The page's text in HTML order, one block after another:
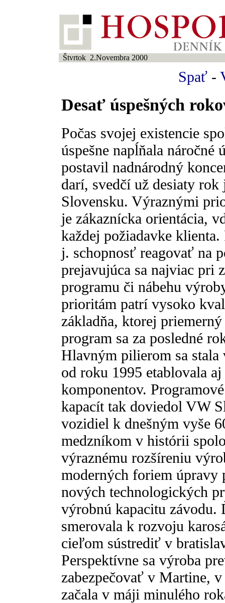
Štvrtok 2.Novembra 2000
Spať -
Desať úspešných
Počas svojej existencie
úspešne napĺňala náročné
postavil nadnárodný
darí, svedčí už desiaty rok
Slovensku. Výraznými
je zákaznícka orientácia,
každej požiadavke
j. schopnosť reagovať na
prejavujúca sa najviac pri
programu či nábehu
prioritám patrí vysoko
základňa, ktorej
program sa za posledné
Hlavným pilierom sa
od roku 1995 etablovala
komponentov.
kapacít tak doviedol VW
vozidiel k dnešným vyše
medzníkom v histórii
výraznému rozšíreniu
moderných foriem úpravy
nových technologických
výrobnú kapacitu závodu.
smerovala k rozvoju
cieľom sústrediť v
Perspektívne sa výroba
zabezpečovať v Martine,
začala v máji minulého